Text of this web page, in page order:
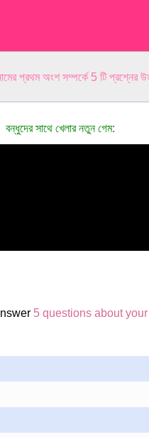
প্রথম অংশ সম্পর্কে 5 টি প্রশ্নের
বন্ধুদের সাথে খেলার নতুন গেম:
5 questions about